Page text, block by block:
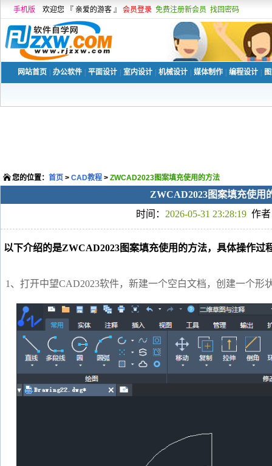
手机版 欢迎您 『 亲爱的游客 』 会员登录 免费注册新会员 找回密码
网站首页 办公软件 平面设计 室内设计 机械设计 媒体制作 编程设计
您的位置： 首页 > CAD教程 > ZWCAD2023图案填充使用的方法
ZWCAD2023图案填充使用
时间： 2026-05-31 23:28:19 作
以下介绍的是ZWCAD2023图案填充使用的方法，具体操作过
1、打开中望CAD2023软件，新建一个空白文档，创建一个形